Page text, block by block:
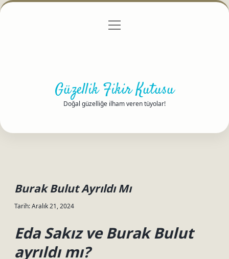
Gizlilik Politikası
menüyü
Güzellik Fikir Kutusu
Doğal güzelliğe ilham veren tüyolar!
Burak Bulut Ayrıldı Mı
Tarih: Aralık 21, 2024
Eda Sakız ve Burak Bulut
ayrıldı mı?